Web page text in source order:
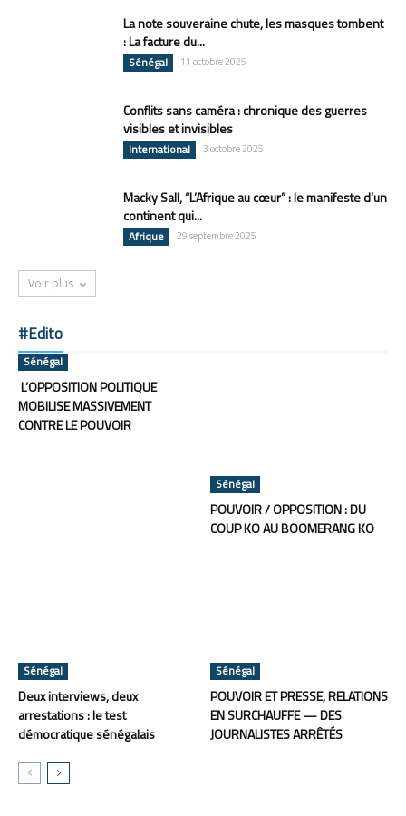
La note souveraine chute, les masques tombent
: La facture du...
Sénégal 11 octobre 2025
Conflits sans caméra : chronique des guerres
visibles et invisibles
International 3 octobre 2025
Macky Sall, “L’Afrique au cœur” : le manifeste d’un
continent qui...
Afrique 29 septembre 2025
Voir plus
#Edito
Sénégal
L’OPPOSITION POLITIQUE
MOBILISE MASSIVEMENT
CONTRE LE POUVOIR
Sénégal
POUVOIR / OPPOSITION : DU
COUP KO AU BOOMERANG KO
Sénégal
Deux interviews, deux
arrestations : le test
démocratique sénégalais
Sénégal
POUVOIR ET PRESSE, RELATIONS
EN SURCHAUFFE — DES
JOURNALISTES ARRÊTÉS